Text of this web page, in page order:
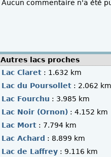
Aucun commentaire n'a été
Autres lacs proches
Lac Claret : 1.632 km
Lac du Poursollet : 2.062 km
Lac Fourchu : 3.985 km
Lac Noir (Ornon) : 4.152 km
Lac Mort : 7.794 km
Lac Achard : 8.899 km
Lac de Laffrey : 9.116 km